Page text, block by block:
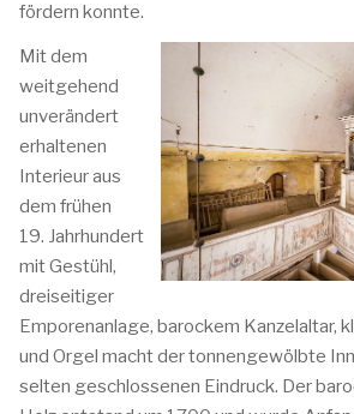
fördern konnte.
Mit dem
weitgehend
unverändert
erhaltenen
Interieur aus
dem frühen
19. Jahrhundert
mit Gestühl,
dreiseitiger
Emporenanlage, barockem Kanzelaltar,
und Orgel macht der tonnengewölbte
selten geschlossenen Eindruck. Der